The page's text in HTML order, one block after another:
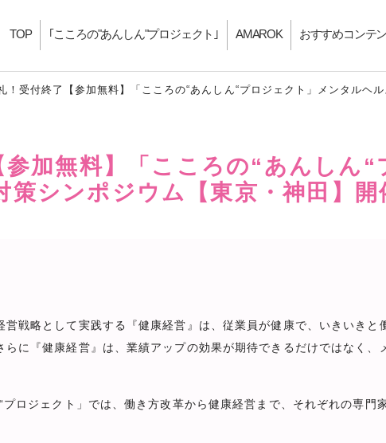
TOP ｢こころの"あんしん"プロジェクト｣ AMAROK おすすめコンテ
！受付終了【参加無料】「こころの“あんしん“プロジェクト」メンタルヘ
参加無料】「こころの“あんしん
策シンポジウム【東京・神田】開
戦略として実践する『健康経営』は、従業員が健康で、いきいきと
らに『健康経営』は、業績アップの効果が期待できるだけではなく、
ロジェクト」では、働き方改革から健康経営まで、それぞれの専門